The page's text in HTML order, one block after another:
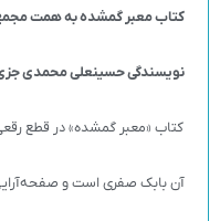
کتاب معبر گمشده به همت
نویسندگی حسینعلی محمدی
آن بابک صفری است و